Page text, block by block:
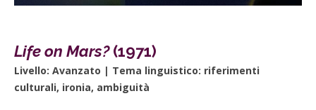
Life on Mars?(1971)
Livello: Avanzato | Tema linguistico: riferimenti
culturali, ironia, ambiguità